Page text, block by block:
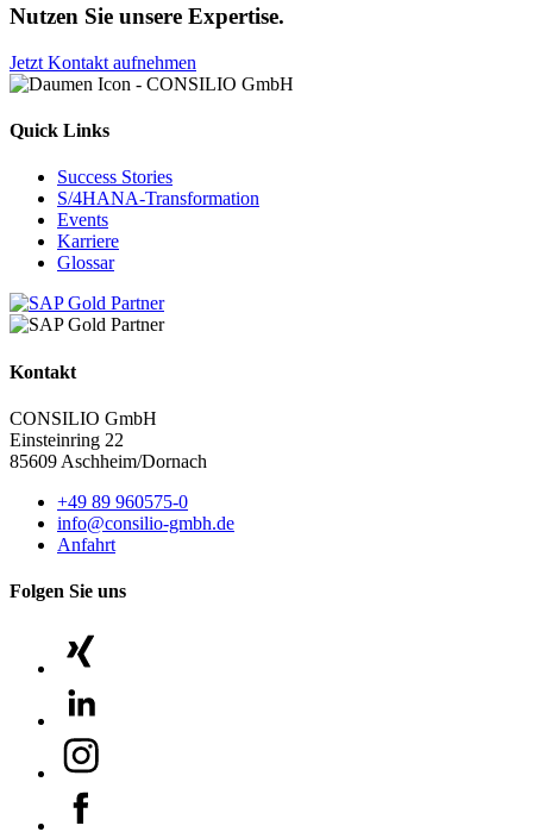
Nutzen Sie unsere Expertise.
Jetzt Kontakt aufnehmen
Quick Links
Success Stories
S/4HANA-Transformation
Events
Karriere
Glossar
Kontakt
CONSILIO GmbH
Einsteinring 22
85609 Aschheim/Dornach
+49 89 960575-0
info@consilio-gmbh.de
Anfahrt
Folgen Sie uns